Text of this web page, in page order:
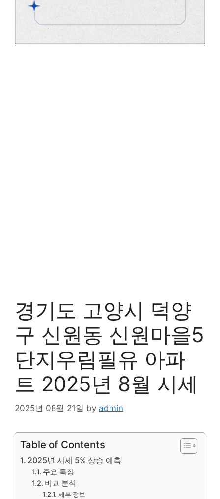
경기도 고양시 덕양
구 신원동 신원마을5
단지우림필유 아파
트 2025년 8월 시세
2025년 08월 21일 by admin
Table of Contents
2025년 시세 5% 상승 예측
주요 특징
비교 분석
세부 정보